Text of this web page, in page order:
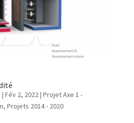
| Fév 2, 2022| Projet Axe 1 -
, Projets 2014 - 2020